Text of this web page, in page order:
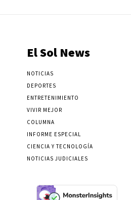
El Sol News
NOTICIAS
DEPORTES
ENTRETENIMIENTO
VIVIR MEJOR
COLUMNA
INFORME ESPECIAL
CIENCIA Y TECNOLOGÍA
NOTICIAS JUDICIALES